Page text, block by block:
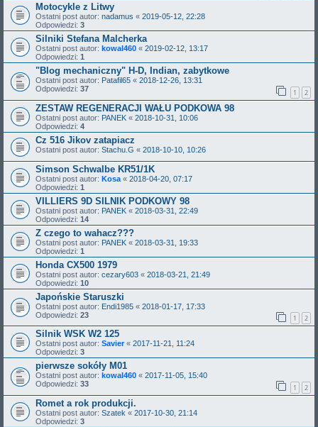
Motocykle z Litwy
Ostatni post autor: nadamus « 2019-05-12, 22:28
Odpowiedzi: 3
Silniki Stefana Malcherka
Ostatni post autor: kowal460 « 2019-02-12, 13:17
Odpowiedzi: 1
"Blog mechaniczny" H-D, Indian, zabytkowe
Ostatni post autor: Patafil65 « 2018-12-26, 13:31
Odpowiedzi: 37 1 2
ZESTAW REGENERACJI WAŁU PODKOWA 98
Ostatni post autor: PANEK « 2018-10-31, 10:06
Odpowiedzi: 4
Cz 516 Jikov zatapiacz
Ostatni post autor: Stachu.G « 2018-10-10, 10:26
Simson Schwalbe KR51/1K
Ostatni post autor: Kosa « 2018-04-20, 07:17
Odpowiedzi: 1
VILLIERS 9D SILNIK PODKOWY 98
Ostatni post autor: PANEK « 2018-03-31, 22:49
Odpowiedzi: 14
Z czego to wahacz???
Ostatni post autor: PANEK « 2018-03-31, 19:33
Odpowiedzi: 1
Honda CX500 1979
Ostatni post autor: cezary603 « 2018-03-21, 21:49
Odpowiedzi: 10
Japońskie Staruszki
Ostatni post autor: Endi1985 « 2018-01-17, 17:33
Odpowiedzi: 23 1 2
Silnik WSK W2 125
Ostatni post autor: Savier« 2017-11-21, 11:24
Odpowiedzi: 3
pierwsze sokóły M01
Ostatni post autor: kowal460 « 2017-11-05, 15:40
Odpowiedzi: 33 1 2
Romet a rok produkcji.
Ostatni post autor: Szatek « 2017-10-30, 21:14
Odpowiedzi: 3